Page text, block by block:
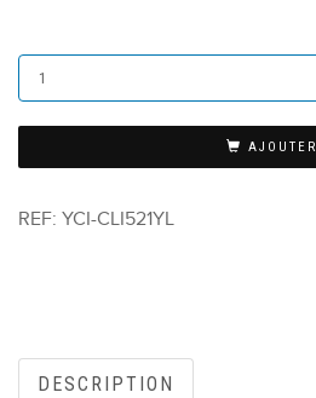
AJOUTER
REF: YCI-CLI521YL
DESCRIPTION